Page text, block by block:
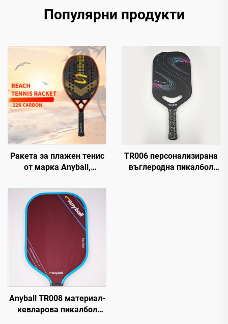
Популярни продукти
Ракета за плажен тенис
от марка Anyball,
влакно EVA с матова
повърхност за
тренировки
TR006 персонализирана
въглеродна пикалбол
Anyball TR008 материал-
кевларова пикалбол